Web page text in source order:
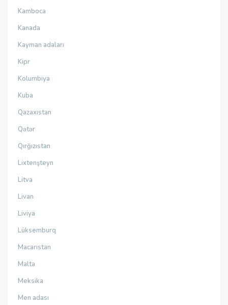
Kamboca
Kanada
Kayman adaları
Kipr
Kolumbiya
Kuba
Qazaxıstan
Qətər
Qırğızıstan
Lixtenşteyn
Litva
Livan
Liviya
Lüksemburq
Macarıstan
Malta
Meksika
Men adası